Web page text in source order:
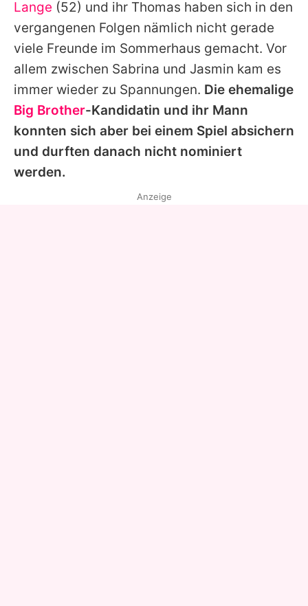
Lange (52) und ihr Thomas haben sich in den
vergangenen Folgen nämlich nicht gerade
viele Freunde im Sommerhaus gemacht. Vor
allem zwischen Sabrina und Jasmin kam es
immer wieder zu Spannungen. Die ehemalige
Big Brother-Kandidatin und ihr Mann
konnten sich aber bei einem Spiel absichern
und durften danach nicht nominiert
werden.
Anzeige